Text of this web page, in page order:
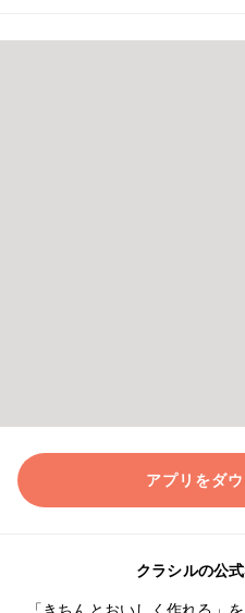
アプリをダ
クラシルの公
「きちんとおいしく作れる」